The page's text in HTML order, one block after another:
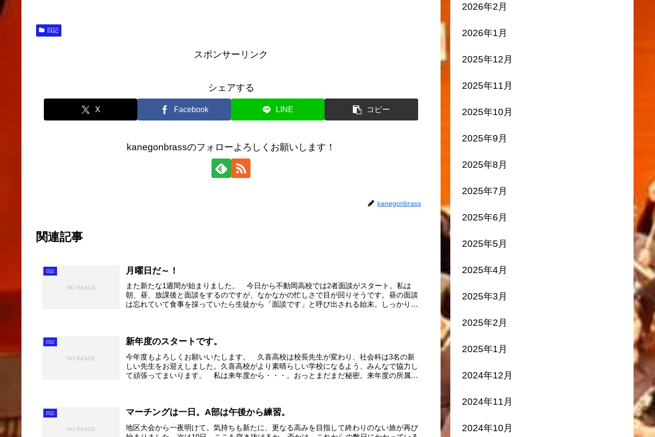
日記
スポンサーリンク
シェアする
X Facebook LINE コピー
kanegonbrassのフォローよろしくお願いします！
kanegonbrass
関連記事
日記 月曜日だ～！
また新たな1週間が始まりました。 今日から不動岡高校では2者面談がスタート。私は
朝、昼、放課後と面談をするのですが、なかなかの忙しさで目が回りそうです。昼の面談
は忘れていて食事を採っていたら生徒から「面談です」と呼び出される始末。しっかり
日記 新年度のスタートです。
今年度もよろしくお願いいたします。 久喜高校は校長先生が変わり、社会科は3名の新
しい先生をお迎えしました。久喜高校がより素晴らしい学校になるよう、みんなで協力し
て頑張ってまいります。 私は来年度から・・・。おっとまだまだ秘密。来年度の所属
日記 マーチングは一日。A部は午後から練習。
地区大会から一夜明けて。気持ちも新たに、更なる高みを目指して終わりのない旅が再び
2026年2月
2026年1月
2025年12月
2025年11月
2025年10月
2025年9月
2025年8月
2025年7月
2025年6月
2025年5月
2025年4月
2025年3月
2025年2月
2025年1月
2024年12月
2024年11月
2024年10月